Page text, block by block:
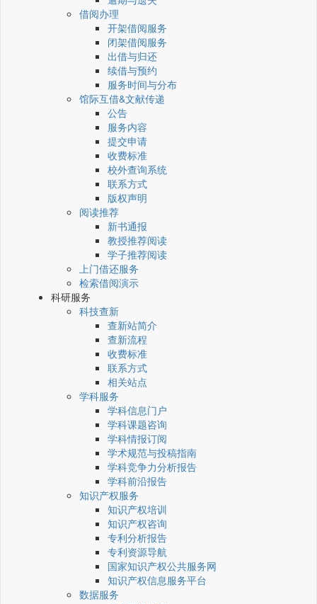
借阅办理
开架借阅服务
闭架借阅服务
出借与归还
续借与预约
服务时间与分布
馆际互借&文献传递
公告
服务内容
提交申请
收费标准
校外查询系统
联系方式
版权声明
阅读推荐
新书通报
教授推荐阅读
学子推荐阅读
上门借还服务
检索借阅演示
科研服务
科技查新
查新站简介
查新流程
收费标准
联系方式
相关站点
学科服务
学科信息门户
学科课题咨询
学科情报订阅
学术规范与投稿指南
学科竞争力分析报告
学科前沿报告
知识产权服务
知识产权培训
知识产权咨询
专利分析报告
专利资源导航
国家知识产权公共服务网
知识产权信息服务平台
数据服务